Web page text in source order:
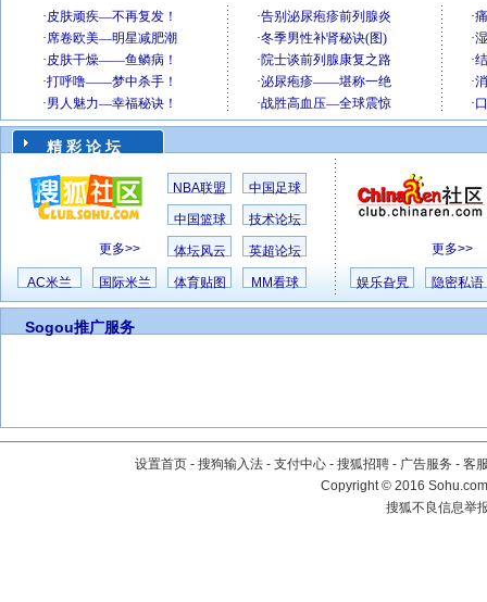
精 彩 论 坛
更多>>
NBA联盟 中国足球
中国篮球 技术论坛
体坛风云 英超论坛
AC米兰 国际米兰 体育贴图 MM看球
更多>>
娱乐旮旯 隐密私语
Sogou推广服务
设置首页 - 搜狗输入法 - 支付中心 - 搜狐招聘 - 广告服务 - 客
Copyright©2016
搜狐不良信息举